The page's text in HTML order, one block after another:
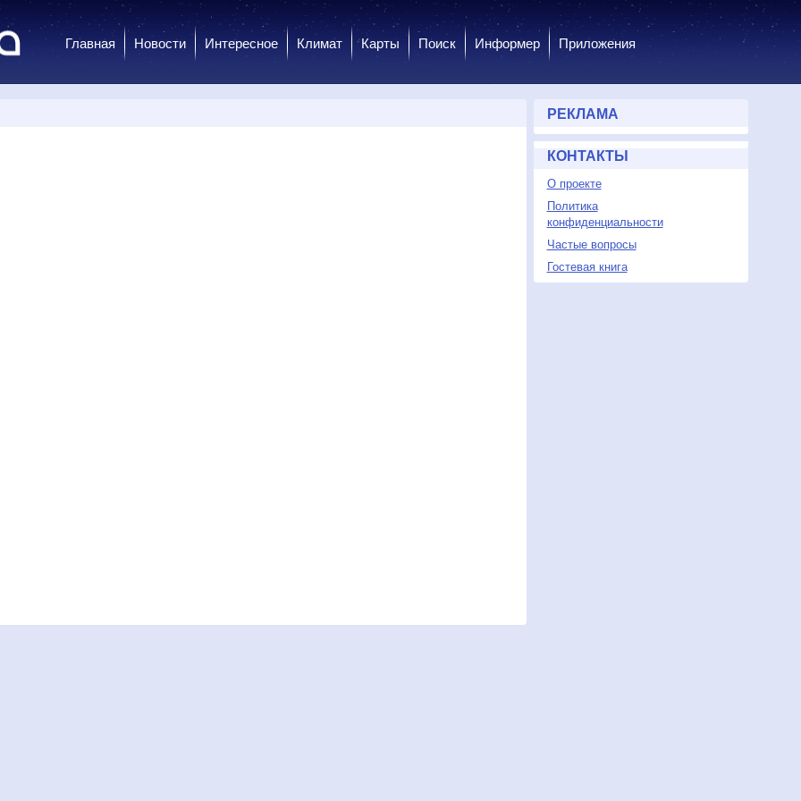
Главная Новости Интересное Климат Карты Поиск Информер Приложения
РЕКЛАМА
КОНТАКТЫ
О проекте
Политика
конфиденциальности
Частые вопросы
Гостевая книга